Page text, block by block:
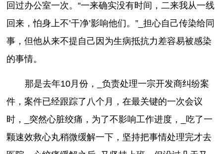
回过办公室一次。“一来确实没有时间，二来我从一线
回来，怕身上不’干净’影响他们。”_担心自己传染给同
事，但他从来不提自己因为生病抵抗力差容易被感染
的事情。
那是去年10月份，_负责处理一宗开发商纠纷案
件，案件已经跟踪了八个月，在最关键的一次会议
时，_突然心脏绞痛，为了不影响工作进度，_吃了一
颗速效救心丸稍微缓解一下，坚持把事情处理完才去